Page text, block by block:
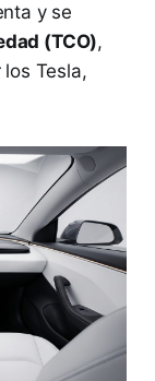
y se
(TCO),
Tesla,